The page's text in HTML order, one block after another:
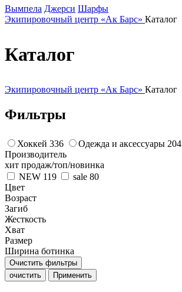
Вымпела Джерси Шарфы
Экипировочный центр «Ак Барс» Каталог
Каталог
Экипировочный центр «Ак Барс» Каталог
Фильтры
Хоккей 336 Одежда и аксессуары 204
Производитель
хит продаж/топ/новинка
NEW 119 sale 80
Цвет
Возраст
Загиб
Жесткость
Хват
Размер
Ширина ботинка
Очистить фильтры
очистить
Применить